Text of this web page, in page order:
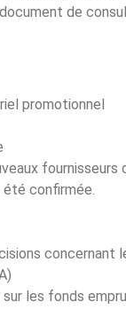
de
promotionnel
fournisseurs
confirmée.
concernant
les fonds